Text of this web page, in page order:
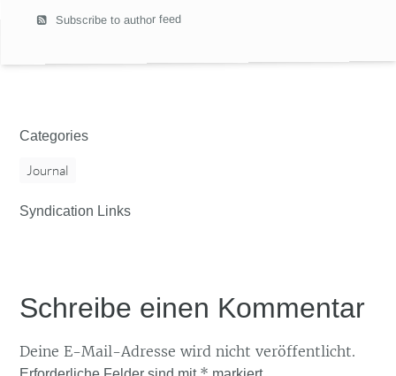
Subscribe to author feed
Categories
Journal
Syndication Links
Schreibe einen Kommentar
Deine E-Mail-Adresse wird nicht veröffentlicht.